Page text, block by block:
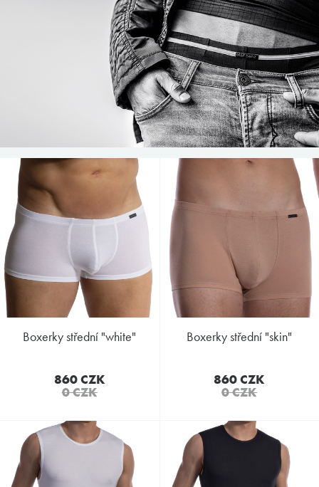
boxerky střední "white"
860 CZK
0 CZK
boxerky střední "skin"
860 CZK
0 CZK